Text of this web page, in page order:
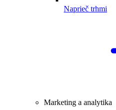
Naprieč trhmi
Marketing a analytika